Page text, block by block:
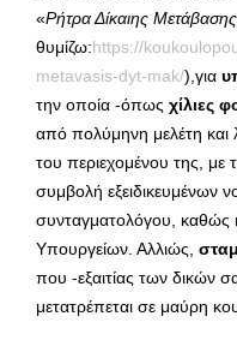
«Ρήτρα Δίκαιης
θυμίζω:https://
metavasis-dyt-mak/),για
την οποία -όπως χίλιες
από πολύμηνη μελέτη και
του περιεχομένου της, με
συμβολή εξειδικευμένων
συνταγματολόγου, καθώς
Υπουργείων. Αλλιώς,
που -εξαιτίας των δικών
μετατρέπεται σε μαύρη